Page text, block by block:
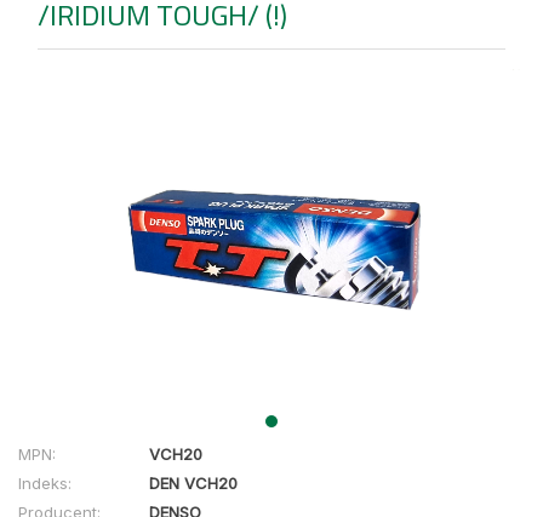
/IRIDIUM TOUGH/ (!)
MPN:
VCH20
Indeks:
DEN VCH20
Producent:
DENSO